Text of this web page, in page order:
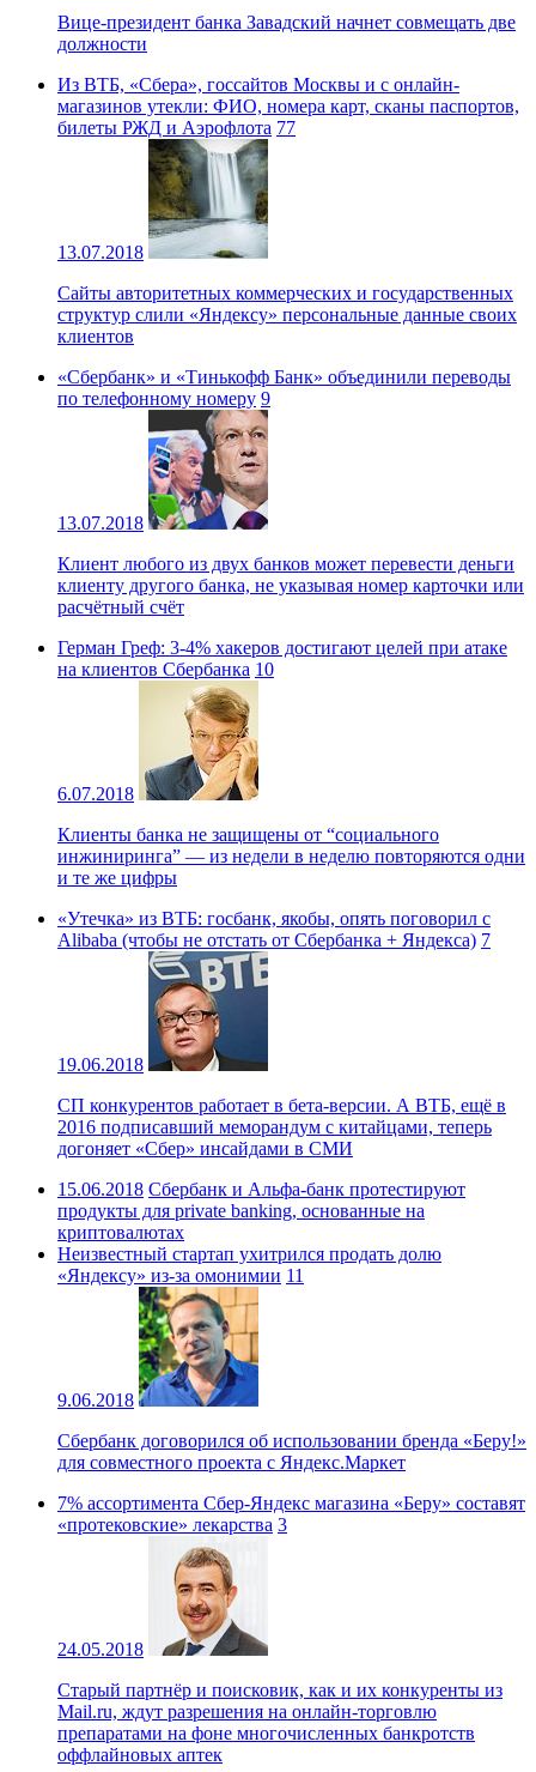
Вице-президент банка Завадский начнет совмещать две
должности
Из ВТБ, «Сбера», госсайтов Москвы и с онлайн-
магазинов утекли: ФИО, номера карт, сканы паспортов,
билеты РЖД и Аэрофлота 77
13.07.2018
Сайты авторитетных коммерческих и государственных
структур слили «Яндексу» персональные данные своих
клиентов
«Сбербанк» и «Тинькофф Банк» объединили переводы
по телефонному номеру 9
13.07.2018
Клиент любого из двух банков может перевести деньги
клиенту другого банка, не указывая номер карточки или
расчётный счёт
Герман Греф: 3-4% хакеров достигают целей при атаке
на клиентов Сбербанка 10
6.07.2018
Клиенты банка не защищены от “социального
инжиниринга” — из недели в неделю повторяются одни
и те же цифры
«Утечка» из ВТБ: госбанк, якобы, опять поговорил с
Alibaba (чтобы не отстать от Сбербанка + Яндекса) 7
19.06.2018
СП конкурентов работает в бета-версии. А ВТБ, ещё в
2016 подписавший меморандум с китайцами, теперь
догоняет «Сбер» инсайдами в СМИ
15.06.2018 Сбербанк и Альфа-банк протестируют
продукты для private banking, основанные на
криптовалютах
Неизвестный стартап ухитрился продать долю
«Яндексу» из-за омонимии 11
9.06.2018
Сбербанк договорился об использовании бренда «Беру!»
для совместного проекта с Яндекс.Маркет
7% ассортимента Сбер-Яндекс магазина «Беру» составят
«протековские» лекарства 3
24.05.2018
Старый партнёр и поисковик, как и их конкуренты из
Mail.ru, ждут разрешения на онлайн-торговлю
препаратами на фоне многочисленных банкротств
оффлайновых аптек